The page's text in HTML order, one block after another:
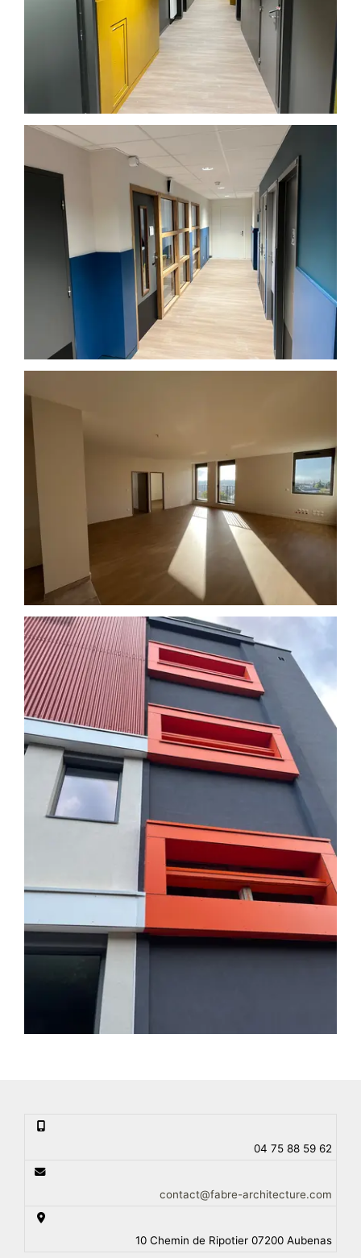
04 75 88 59 62
contact@fabre-architecture.com
10 Chemin de Ripotier 07200 Aubenas